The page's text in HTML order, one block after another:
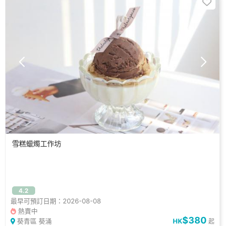
雪糕蠟燭工作坊
4.2
最早可預訂日期：2026-08-08
熱賣中
葵青區 葵涌
HK$380 起